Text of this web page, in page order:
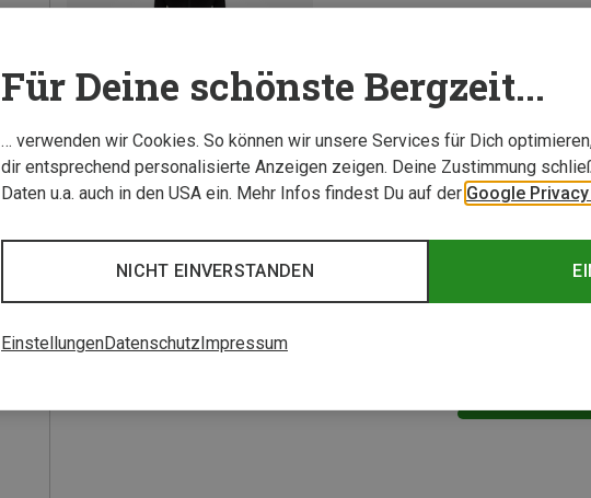
Für Deine schönste Bergzeit...
… verwenden wir Cookies. So können wir unsere Services für Dich
dir entsprechend personalisierte Anzeigen zeigen. Deine Zustimmung
Daten u.a. auch in den USA ein. Mehr Infos findest Du auf der Google Privacy
NICHT EINVERSTANDEN
EinstellungenDatenschutzImpressum